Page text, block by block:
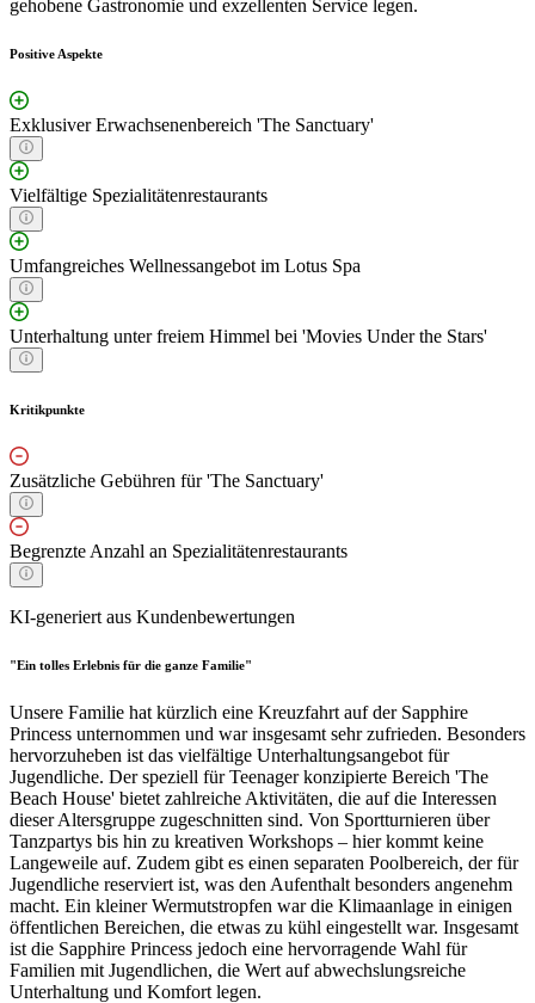
gehobene Gastronomie und exzellenten Service legen.
Positive Aspekte
Exklusiver Erwachsenenbereich 'The Sanctuary'
Vielfältige Spezialitätenrestaurants
Umfangreiches Wellnessangebot im Lotus Spa
Unterhaltung unter freiem Himmel bei 'Movies Under the Stars'
Kritikpunkte
Zusätzliche Gebühren für 'The Sanctuary'
Begrenzte Anzahl an Spezialitätenrestaurants
KI-generiert aus Kundenbewertungen
"Ein tolles Erlebnis für die ganze Familie"
Unsere Familie hat kürzlich eine Kreuzfahrt auf der Sapphire
Princess unternommen und war insgesamt sehr zufrieden. Besonders
hervorzuheben ist das vielfältige Unterhaltungsangebot für
Jugendliche. Der speziell für Teenager konzipierte Bereich 'The
Beach House' bietet zahlreiche Aktivitäten, die auf die Interessen
dieser Altersgruppe zugeschnitten sind. Von Sportturnieren über
Tanzpartys bis hin zu kreativen Workshops – hier kommt keine
Langeweile auf. Zudem gibt es einen separaten Poolbereich, der für
Jugendliche reserviert ist, was den Aufenthalt besonders angenehm
macht. Ein kleiner Wermutstropfen war die Klimaanlage in einigen
öffentlichen Bereichen, die etwas zu kühl eingestellt war. Insgesamt
ist die Sapphire Princess jedoch eine hervorragende Wahl für
Familien mit Jugendlichen, die Wert auf abwechslungsreiche
Unterhaltung und Komfort legen.